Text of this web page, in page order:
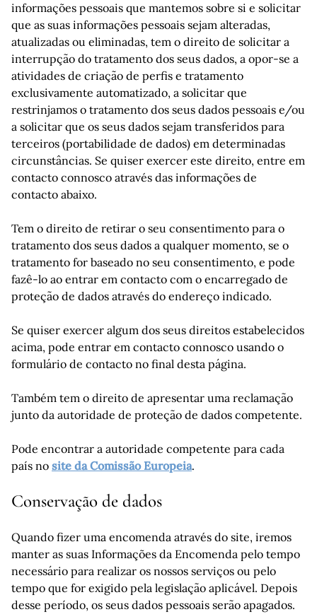
informações pessoais que mantemos sobre si e solicitar
que as suas informações pessoais sejam alteradas,
atualizadas ou eliminadas, tem o direito de solicitar a
interrupção do tratamento dos seus dados, a opor-se a
atividades de criação de perfis e tratamento
exclusivamente automatizado, a solicitar que
restrinjamos o tratamento dos seus dados pessoais e/ou
a solicitar que os seus dados sejam transferidos para
terceiros (portabilidade de dados) em determinadas
circunstâncias. Se quiser exercer este direito, entre em
contacto connosco através das informações de
contacto abaixo.
Tem o direito de retirar o seu consentimento para o
tratamento dos seus dados a qualquer momento, se o
tratamento for baseado no seu consentimento, e pode
fazê-lo ao entrar em contacto com o encarregado de
proteção de dados através do endereço indicado.
Se quiser exercer algum dos seus direitos estabelecidos
acima, pode entrar em contacto connosco usando o
formulário de contacto no final desta página.
Também tem o direito de apresentar uma reclamação
junto da autoridade de proteção de dados competente.
Pode encontrar a autoridade competente para cada
país no site da Comissão Europeia.
Conservação de dados
Quando fizer uma encomenda através do site, iremos
manter as suas Informações da Encomenda pelo tempo
necessário para realizar os nossos serviços ou pelo
tempo que for exigido pela legislação aplicável. Depois
desse período, os seus dados pessoais serão apagados.